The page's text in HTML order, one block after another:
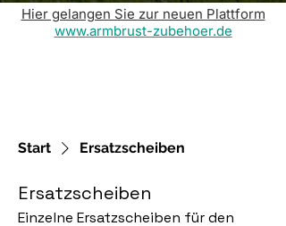
Hier gelangen Sie zur neuen Plattform
www.armbrust-zubehoer.de
Start Ersatzscheiben
Ersatzscheiben
Einzelne Ersatzscheiben für den